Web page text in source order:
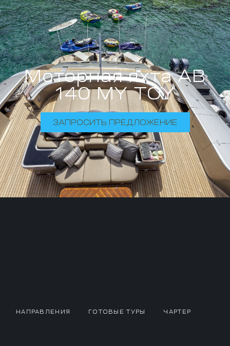
Моторная яхта AB
140 MY TOY
ЗАПРОСИТЬ ПРЕДЛОЖЕНИЕ
НАПРАВЛЕНИЯ ГОТОВЫЕ ТУРЫ ЧАРТЕР